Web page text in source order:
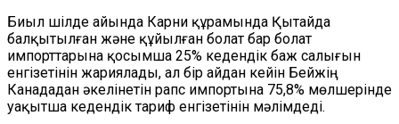
Биыл шілде айында Карни құрамында Қытайда
балқытылған және құйылған болат бар болат
импорттарына қосымша 25% кедендік баж салығын
енгізетінін жариялады, ал бір айдан кейін Бейжің
Канададан әкелінетін рапс импортына 75,8% мөлшерінде
уақытша кедендік тариф енгізетінін мәлімдеді.